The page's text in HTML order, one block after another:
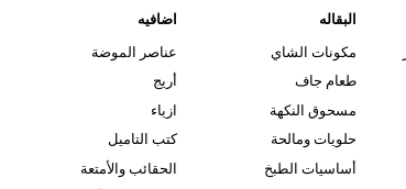
البقاله
مكونات الشاي
طعام جاف
مسحوق النكهة
حلويات ومالحة
أساسيات الطبخ
اضافيه
عناصر الموضة
أريج
ازياء
كتب التاميل
الحقائب والأمتعة